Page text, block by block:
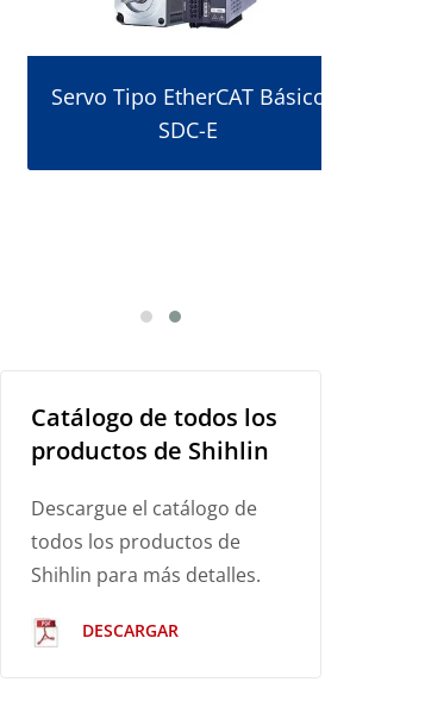
Servo Tipo EtherCAT Básico
SDC-E
Catálogo de todos los
productos de Shihlin
Descargue el catálogo de
todos los productos de
Shihlin para más detalles.
DESCARGAR